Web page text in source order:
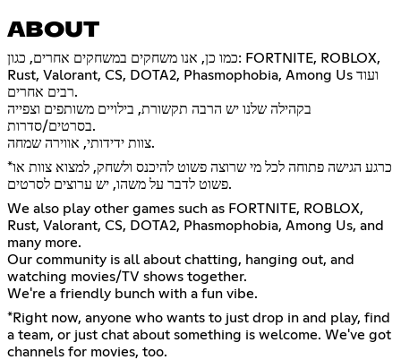
ABOUT
כמו כן, אנו משחקים במשחקים אחרים, כגון: FORTNITE, ROBLOX,
Rust, Valorant, CS, DOTA2, Phasmophobia, Among Us ועוד
רבים אחרים.
בקהילה שלנו יש הרבה תקשורת, בילויים משותפים וצפייה
בסרטים/סדרות.
צוות ידידותי, אווירה שמחה.
*כרגע הגישה פתוחה לכל מי שרוצה פשוט להיכנס ולשחק, למצוא צוות או
פשוט לדבר על משהו, יש ערוצים לסרטים.
We also play other games such as FORTNITE, ROBLOX,
Rust, Valorant, CS, DOTA2, Phasmophobia, Among Us, and
many more.
Our community is all about chatting, hanging out, and
watching movies/TV shows together.
We're a friendly bunch with a fun vibe.
*Right now, anyone who wants to just drop in and play, find
a team, or just chat about something is welcome. We've got
channels for movies, too.